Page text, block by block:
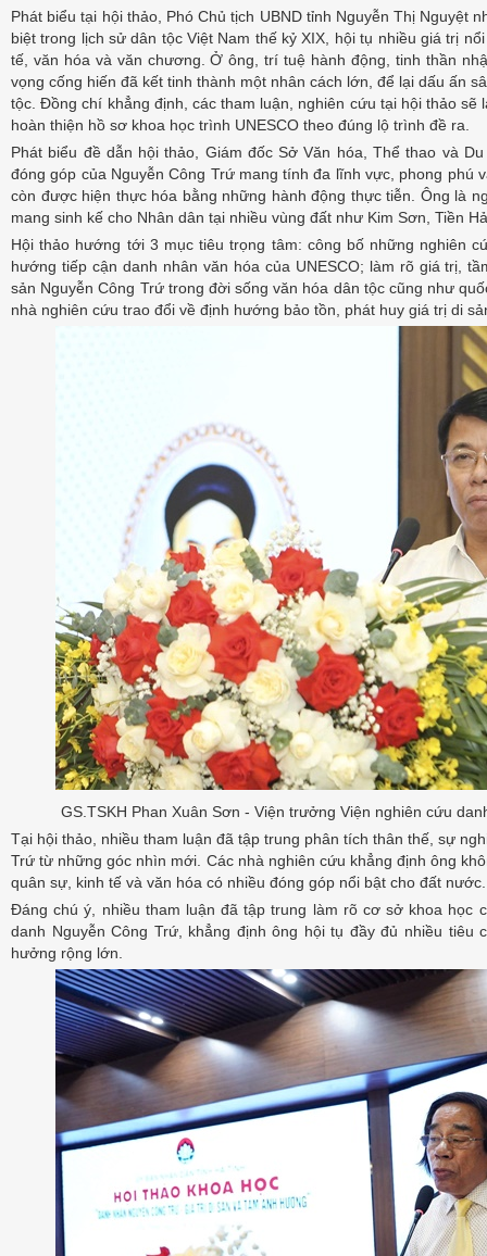
Phát biểu tại hội thảo, Phó Chủ tịch UBND tỉnh Nguyễn Thị Nguyệt
biệt trong lịch sử dân tộc Việt Nam thế kỷ XIX, hội tụ nhiều giá trị
tế, văn hóa và văn chương. Ở ông, trí tuệ hành động, tinh thần
vọng cống hiến đã kết tinh thành một nhân cách lớn, để lại dấu ấn
tộc. Đồng chí khẳng định, các tham luận, nghiên cứu tại hội thảo
hoàn thiện hồ sơ khoa học trình UNESCO theo đúng lộ trình đề ra.
Phát biểu đề dẫn hội thảo, Giám đốc Sở Văn hóa, Thể thao và
đóng góp của Nguyễn Công Trứ mang tính đa lĩnh vực, phong phú
còn được hiện thực hóa bằng những hành động thực tiễn. Ông là
mang sinh kế cho Nhân dân tại nhiều vùng đất như Kim Sơn, Tiền
Hội thảo hướng tới 3 mục tiêu trọng tâm: công bố những nghiên
hướng tiếp cận danh nhân văn hóa của UNESCO; làm rõ giá trị,
sản Nguyễn Công Trứ trong đời sống văn hóa dân tộc cũng như
nhà nghiên cứu trao đổi về định hướng bảo tồn, phát huy giá trị di
GS.TSKH Phan Xuân Sơn - Viện trưởng Viện nghiên cứu
Tại hội thảo, nhiều tham luận đã tập trung phân tích thân thế, sự
Trứ từ những góc nhìn mới. Các nhà nghiên cứu khẳng định ông
quân sự, kinh tế và văn hóa có nhiều đóng góp nổi bật cho đất nước.
Đáng chú ý, nhiều tham luận đã tập trung làm rõ cơ sở khoa học
danh Nguyễn Công Trứ, khẳng định ông hội tụ đầy đủ nhiều tiêu
hưởng rộng lớn.